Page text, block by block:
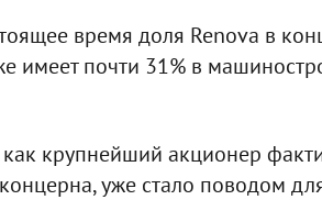
время доля Renova в
имеет почти 31% в
как крупнейший акционер
уже стало поводом